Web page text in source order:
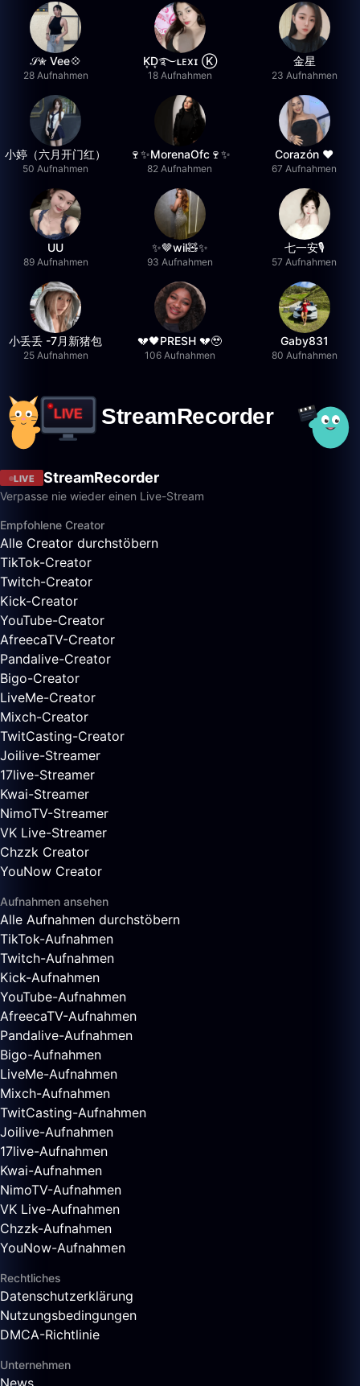
𝒮✮ Vee💠
28 Aufnahmen
K͙D͙࿐ʟᴇxɪ Ⓚ
18 Aufnahmen
金星
23 Aufnahmen
小婷（六月开门红）
50 Aufnahmen
🍷✨MorenaOfc🍷✨
82 Aufnahmen
Corazón ♥
67 Aufnahmen
UU
89 Aufnahmen
✨🤎wil🧸✨
93 Aufnahmen
七一安🎙️
57 Aufnahmen
小丢丢 -7月新猪包
25 Aufnahmen
💔🖤PRESH 💔🥹
106 Aufnahmen
Gaby831
80 Aufnahmen
LIVE StreamRecorder
Verpasse nie wieder einen Live-Stream
Empfohlene Creator
Alle Creator durchstöbern
TikTok-Creator
Twitch-Creator
Kick-Creator
YouTube-Creator
AfreecaTV-Creator
Pandalive-Creator
Bigo-Creator
LiveMe-Creator
Mixch-Creator
TwitCasting-Creator
Joilive-Streamer
17live-Streamer
Kwai-Streamer
NimoTV-Streamer
VK Live-Streamer
Chzzk Creator
YouNow Creator
Aufnahmen ansehen
Alle Aufnahmen durchstöbern
TikTok-Aufnahmen
Twitch-Aufnahmen
Kick-Aufnahmen
YouTube-Aufnahmen
AfreecaTV-Aufnahmen
Pandalive-Aufnahmen
Bigo-Aufnahmen
LiveMe-Aufnahmen
Mixch-Aufnahmen
TwitCasting-Aufnahmen
Joilive-Aufnahmen
17live-Aufnahmen
Kwai-Aufnahmen
NimoTV-Aufnahmen
VK Live-Aufnahmen
Chzzk-Aufnahmen
YouNow-Aufnahmen
Rechtliches
Datenschutzerklärung
Nutzungsbedingungen
DMCA-Richtlinie
Unternehmen